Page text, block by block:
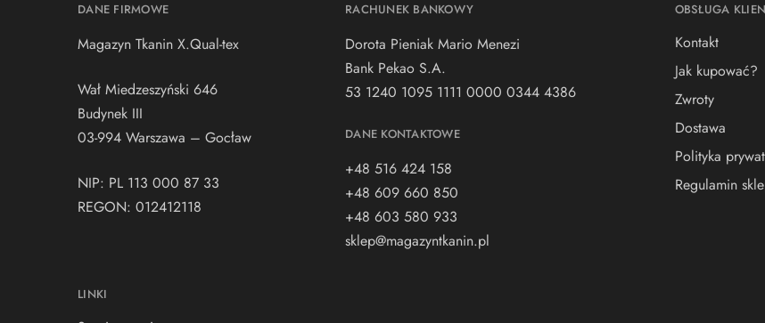
DANE FIRMOWE
Magazyn Tkanin X.Qual-tex
Wał Miedzeszyński 646
Budynek III
03-994 Warszawa – Gocław
NIP: PL 113 000 87 33
REGON: 012412118
LINKI
RACHUNEK BANKOWY
Dorota Pieniak Mario Menezi
Bank Pekao S.A.
53 1240 1095 1111 0000 0344 4386
DANE KONTAKTOWE
+48 516 424 158
+48 609 660 850
+48 603 580 933
sklep@magazyntkanin.pl
OBSŁUGA
Kontakt
Jak kupować?
Zwroty
Dostawa
Polityka
Regulamin